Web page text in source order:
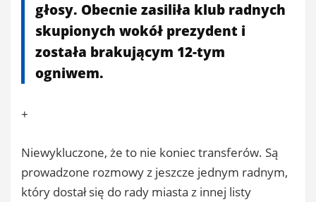
głosy. Obecnie zasiliła klub radnych
skupionych wokół prezydent i
została brakującym 12-tym
ogniwem.
+
Niewykluczone, że to nie koniec transferów. Są
prowadzone rozmowy z jeszcze jednym radnym,
który dostał się do rady miasta z innej listy